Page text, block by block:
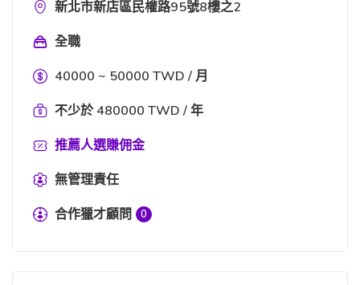
新北市新店區民權路95號8樓之2
全職
40000 ~ 50000 TWD / 月
不少於 480000 TWD / 年
推薦人選賺佣金
無管理責任
合作獵才顧問
0